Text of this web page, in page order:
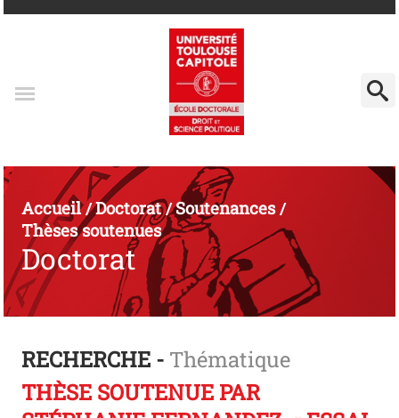
Accueil/Doctorat/Soutenances/
Thèses soutenues
Doctorat
RECHERCHE - Thématique
THÈSE SOUTENUE PAR